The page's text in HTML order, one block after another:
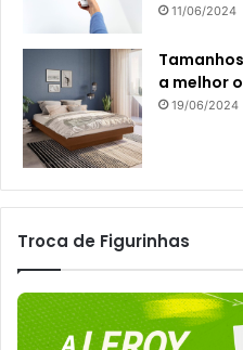
11/06/2024
a melhor
19/06/2024
Troca de Figurinhas